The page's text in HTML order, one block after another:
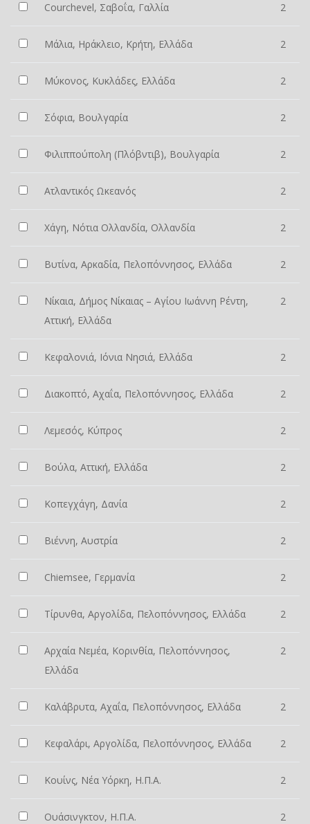
Courchevel, Σαβοΐα, Γαλλία 2
Μάλια, Ηράκλειο, Κρήτη, Ελλάδα 2
Μύκονος, Κυκλάδες, Ελλάδα 2
Σόφια, Βουλγαρία 2
Φιλιππούπολη (Πλόβντιβ), Βουλγαρία 2
Ατλαντικός Ωκεανός 2
Χάγη, Νότια Ολλανδία, Ολλανδία 2
Βυτίνα, Αρκαδία, Πελοπόννησος, Ελλάδα 2
Νίκαια, Δήμος Νίκαιας – Αγίου Ιωάννη Ρέντη,
Αττική, Ελλάδα
2
Κεφαλονιά, Ιόνια Νησιά, Ελλάδα 2
Διακοπτό, Αχαΐα, Πελοπόννησος, Ελλάδα 2
Λεμεσός, Κύπρος 2
Βούλα, Αττική, Ελλάδα 2
Κοπεγχάγη, Δανία 2
Βιέννη, Αυστρία 2
Chiemsee, Γερμανία 2
Τίρυνθα, Αργολίδα, Πελοπόννησος, Ελλάδα 2
Αρχαία Νεμέα, Κορινθία, Πελοπόννησος,
Ελλάδα
2
Καλάβρυτα, Αχαΐα, Πελοπόννησος, Ελλάδα 2
Κεφαλάρι, Αργολίδα, Πελοπόννησος, Ελλάδα 2
Κουίνς, Νέα Υόρκη, Η.Π.Α. 2
Ουάσινγκτον, Η.Π.Α. 2